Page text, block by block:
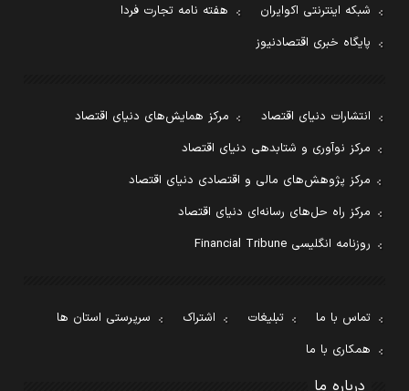
شبکه اینترنتی اکوایران
هفته نامه تجارت فردا
پایگاه خبری اقتصادنیوز
انتشارات دنیای اقتصاد
مرکز همایش‌های دنیای اقتصاد
مرکز نوآوری و شتابدهی دنیای اقتصاد
مرکز پژوهش‌های مالی و اقتصادی دنیای اقتصاد
مرکز راه حل‌های رسانه‌ای دنیای اقتصاد
روزنامه انگلیسی Financial Tribune
تماس با ما تبلیغات اشتراک
سرپرستی استان ها
همکاری با ما
درباره ما